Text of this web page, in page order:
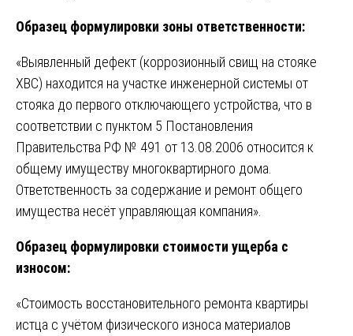
Образец формулировки зоны ответственности:
«Выявленный дефект (коррозионный свищ на стояке
ХВС) находится на участке инженерной системы от
стояка до первого отключающего устройства, что в
соответствии с пунктом 5 Постановления
Правительства РФ № 491 от 13.08.2006 относится к
общему имуществу многоквартирного дома.
Ответственность за содержание и ремонт общего
имущества несёт управляющая компания».
Образец формулировки стоимости ущерба с
износом:
«Стоимость восстановительного ремонта квартиры
истца с учётом физического износа материалов